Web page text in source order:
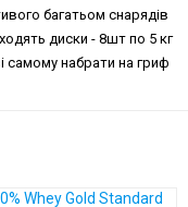
багатьом снарядів
диски - 8шт по 5 кг
самому набрати на гриф